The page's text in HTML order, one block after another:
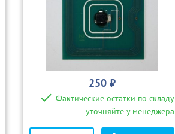
250 ₽
Фактические остатки по складу
уточняйте у менеджера